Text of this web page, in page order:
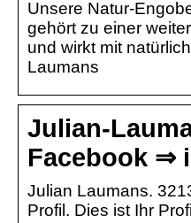
Unsere Natur-
gehört zu einer
und wirkt mit
Laumans
Julian-
Facebook ⇒
Julian Laumans.
Profil. Dies ist Ihr